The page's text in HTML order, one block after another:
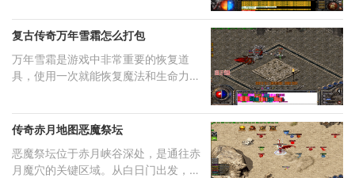
复古传奇万年雪霜怎么打包
万年雪霜是游戏中非常重要的恢复道
具，使用一次就能恢复魔法和生命力各
传奇赤月地图恶魔祭坛
恶魔祭坛位于赤月峡谷深处，是通往赤
月魔穴的关键区域。从白日门出发，经